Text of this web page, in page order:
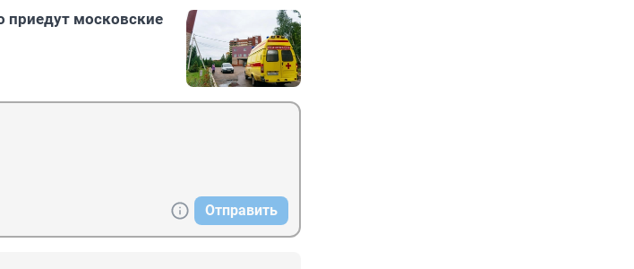
приедут московские
Отправить